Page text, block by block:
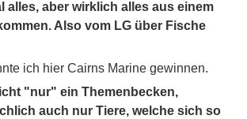
alles, aber wirklich alles aus einem
Also vom LG über Fische
ich hier Cairns Marine gewinnen.
"nur" ein Themenbecken,
auch nur Tiere, welche sich so